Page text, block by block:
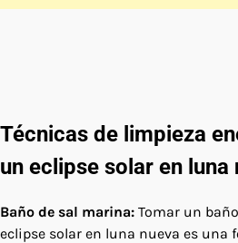
Técnicas de limpieza
un eclipse solar en luna
Baño de sal marina: Tomar un
eclipse solar en luna nueva es una